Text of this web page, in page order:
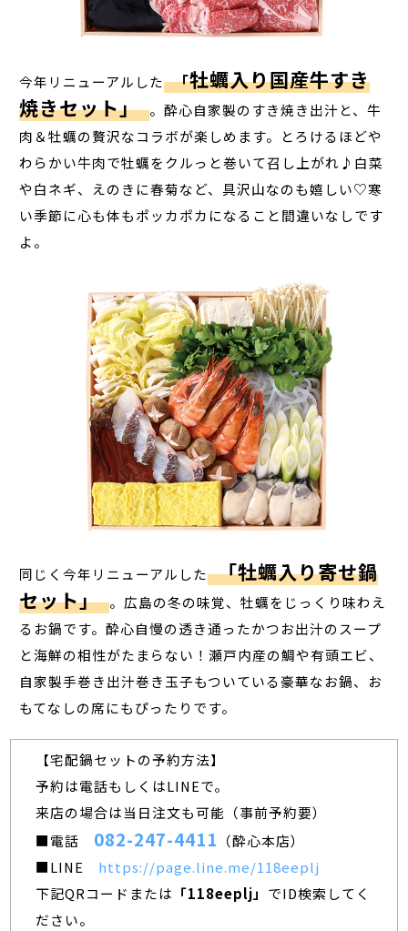
今年リニューアルした 「牡蠣入り国産牛すき
焼きセット」 。酔心自家製のすき焼き出汁と、牛
肉＆牡蠣の贅沢なコラボが楽しめます。とろけるほどや
わらかい牛肉で牡蠣をクルっと巻いて召し上がれ♪白菜
や白ネギ、えのきに春菊など、具沢山なのも嬉しい♡寒
い季節に心も体もポッカポカになること間違いなしです
よ。
同じく今年リニューアルした 「牡蠣入り寄せ鍋
セット」 。広島の冬の味覚、牡蠣をじっくり味わえ
るお鍋です。酔心自慢の透き通ったかつお出汁のスープ
と海鮮の相性がたまらない！瀬戸内産の鯛や有頭エビ、
自家製手巻き出汁巻き玉子もついている豪華なお鍋、お
もてなしの席にもぴったりです。
【宅配鍋セットの予約方法】
予約は電話もしくはLINEで。
来店の場合は当日注文も可能（事前予約要）
■電話 082-247-4411 （酔心本店）
■LINE https://page.line.me/118eeplj
下記QRコードまたは 「118eeplj」 でID検索してく
ださい。